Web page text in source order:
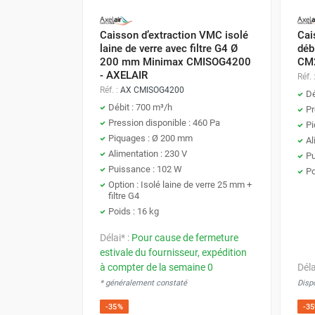
Chauffage mobile au bois
Gaine pour chauffage mobile
Chauffage pour serre et bâtiment
d'élevage
Chauffage FARM au gaz
Chauffage FARM au fioul
Chauffage mobile au gaz rayonnant
Rideau d'air et rideau rayonnant
Rideau d'air chaud
Rideau d'air chaud électrique
Rideau d'air chaud encastrable
Rideau d'air eau chaude
Rideau d'air chaud pour pompe à
chaleur
Rideau d'air pour portes tournantes
Rideau d'air ambiant
Rideau d'air froid
Caisson d’extraction VMC isolé
laine de verre avec filtre G4 Ø
200 mm Minimax CMISOG4200
- AXELAIR
Réf. : AX CMISOG4200
Débit : 700 m³/h
Pression disponible : 460 Pa
Piquages : Ø 200 mm
Alimentation : 230 V
Puissance : 102 W
Option : Isolé laine de verre 25 mm +
filtre G4
Poids : 16 kg
Délai* : Pour cause de fermeture
estivale du fournisseur, expédition
à compter de la semaine 0
* généralement constaté
-35%
Réf. :
-